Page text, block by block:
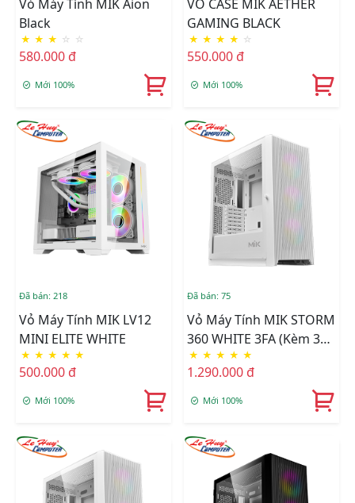
Vỏ Máy Tính MIK Aion
Black
★ ★ ★ ☆ ☆
580.000 đ
Mới 100%
VỎ CASE MIK AETHER
GAMING BLACK
★ ★ ★ ★ ☆
550.000 đ
Mới 100%
Đã bán: 218
Vỏ Máy Tính MIK LV12
MINI ELITE WHITE
★ ★ ★ ★ ★
500.000 đ
Mới 100%
Đã bán: 75
Vỏ Máy Tính MIK STORM
360 WHITE 3FA (Kèm 3
Fan RGB)
★ ★ ★ ★ ★
1.290.000 đ
Mới 100%